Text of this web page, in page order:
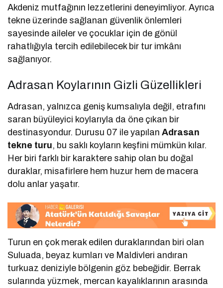
Akdeniz mutfağının lezzetlerini deneyimliyor. Ayrıca
tekne üzerinde sağlanan güvenlik önlemleri
sayesinde aileler ve çocuklar için de gönül
rahatlığıyla tercih edilebilecek bir tur imkânı
sağlanıyor.
Adrasan Koylarının Gizli Güzellikleri
Adrasan, yalnızca geniş kumsalıyla değil, etrafını
saran büyüleyici koylarıyla da öne çıkan bir
destinasyondur. Durusu 07 ile yapılanAdrasan
tekne turu, bu saklı koyların keşfini mümkün kılar.
Her biri farklı bir karaktere sahip olan bu doğal
duraklar, misafirlere hem huzur hem de macera
dolu anlar yaşatır.
Turun en çok merak edilen duraklarından biri olan
Suluada, beyaz kumları ve Maldivleri andıran
turkuaz deniziyle bölgenin göz bebeğidir. Berrak
sularında yüzmek, mercan kayalıklarının arasında